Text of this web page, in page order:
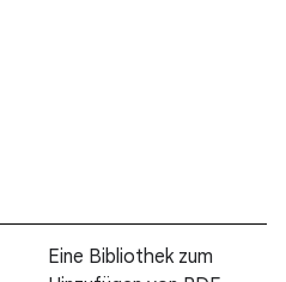
Eine Bibliothek zum